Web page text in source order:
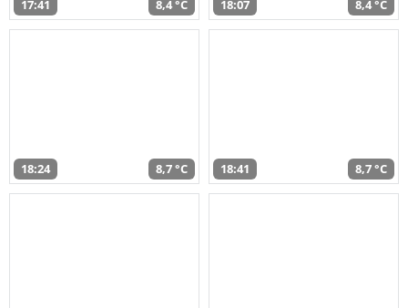
17:41 8,4 °C 18:07 8,4 °C
18:24 8,7 °C 18:41 8,7 °C